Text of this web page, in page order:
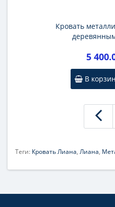
Кровать
5
В
Теги: Кровать Лиана, Лиана,